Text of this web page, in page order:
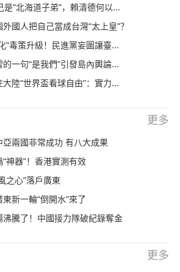
“北海道子弟”，賴清德何以...
國人把自己當成台灣“太上皇”？
”毒策升級！民進黨妄圖讓臺...
一句“是我們”引發島內輿論...
陸“世界盃看球自由”：實力...
更多
兩國非常成功 有八大成果
神器”！香港實測有效
之心”落戶廣東
新一輪“倒開水”來了
騰了！中國接力隊破紀錄奪金
更多